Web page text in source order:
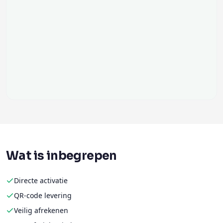
Wat is inbegrepen
Directe activatie
QR-code levering
Veilig afrekenen